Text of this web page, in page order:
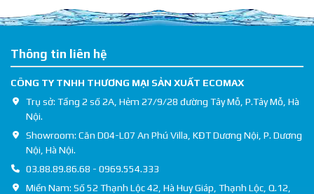
Thông tin liên hệ
CÔNG TY TNHH THƯƠNG MẠI SẢN XUẤT ECOMAX
Trụ sở: Tầng 2 số 2A, Hẻm 27/9/28 đường Tây Mỗ, P.Tây Mỗ, Hà
Nội.
Showroom: Căn D04-L07 An Phú Villa, KĐT Dương Nội, P. Dương
Nội, Hà Nội.
03.88.89.86.68 - 0969.554.333
Miền Nam: Số 52 Thạnh Lộc 42, Hà Huy Giáp, Thạnh Lộc, Q.12,